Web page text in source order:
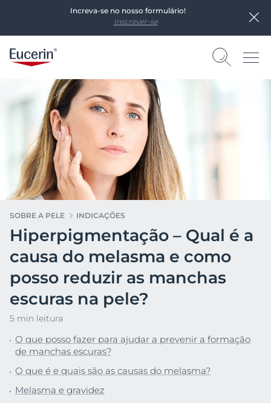
Increva-se no nosso formulário!
Inscrever-se
SOBRE A PELE INDICAÇÕES
Hiperpigmentação – Qual é a
causa do melasma e como
posso reduzir as manchas
escuras na pele?
5 min leitura
O que posso fazer para ajudar a prevenir a formação
de manchas escuras?
O que é e quais são as causas do melasma?
Melasma e gravidez